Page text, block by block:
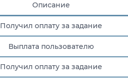
Описание
Получил оплату за задание
Выплата пользователю
Получил оплату за задание